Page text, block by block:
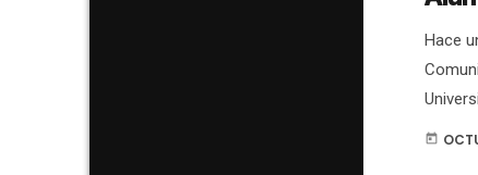
Hace
se
today